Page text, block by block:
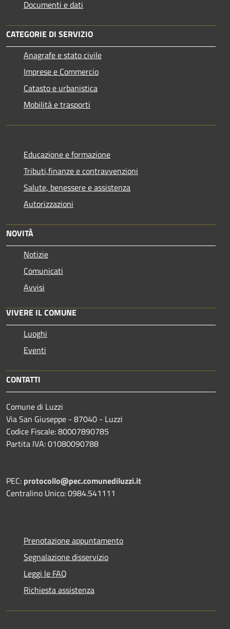
Documenti e dati
CATEGORIE DI SERVIZIO
Anagrafe e stato civile
Imprese e Commercio
Catasto e urbanistica
Mobilità e trasporti
Educazione e formazione
Tributi,finanze e contravvenzioni
Salute, benessere e assistenza
Autorizzazioni
NOVITÀ
Notizie
Comunicati
Avvisi
VIVERE IL COMUNE
Luoghi
Eventi
CONTATTI
Comune di Luzzi
Via San Giuseppe - 87040 - Luzzi
Codice Fiscale: 80007890785
Partita IVA: 01080090788
PEC: protocollo@pec.comunediluzzi.it
Centralino Unico: 0984.541111
Prenotazione appuntamento
Segnalazione disservizio
Leggi le FAQ
Richiesta assistenza